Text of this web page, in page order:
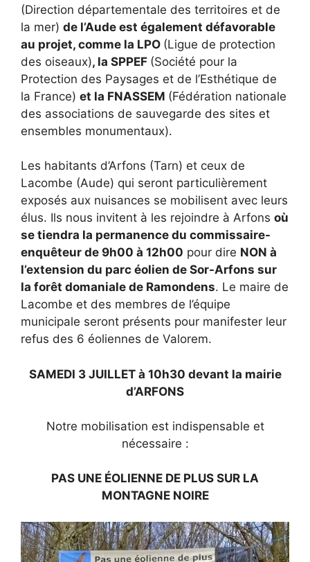
(Direction départementale des territoires et de
la mer) de l’Aude est également défavorable
au projet, comme la LPO (Ligue de protection
des oiseaux), la SPPEF (Société pour la
Protection des Paysages et de l’Esthétique de
la France) et la FNASSEM (Fédération nationale
des associations de sauvegarde des sites et
ensembles monumentaux).
Les habitants d’Arfons (Tarn) et ceux de
Lacombe (Aude) qui seront particulièrement
exposés aux nuisances se mobilisent avec leurs
élus. Ils nous invitent à les rejoindre à Arfons où
se tiendra la permanence du commissaire-
enquêteur de 9h00 à 12h00 pour dire NON à
l’extension du parc éolien de Sor-Arfons sur
la forêt domaniale de Ramondens. Le maire de
Lacombe et des membres de l’équipe
municipale seront présents pour manifester leur
refus des 6 éoliennes de Valorem.
SAMEDI 3 JUILLET à 10h30 devant la mairie
d’ARFONS
Notre mobilisation est indispensable et
nécessaire :
PAS UNE ÉOLIENNE DE PLUS SUR LA
MONTAGNE NOIRE